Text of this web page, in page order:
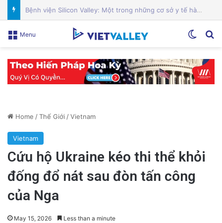
Sự Kiện Livestream Gây Chấn Động: 3 Triệu Người Theo Dõi Nguyễn Phương Hằng Tại Việt Nam!
Menu
Home /Thế Giới /Vietnam
Vietnam
Cứu hộ Ukraine kéo thi thể khỏi
đống đổ nát sau đòn tấn công
của Nga
May 15, 2026 Less than a minute